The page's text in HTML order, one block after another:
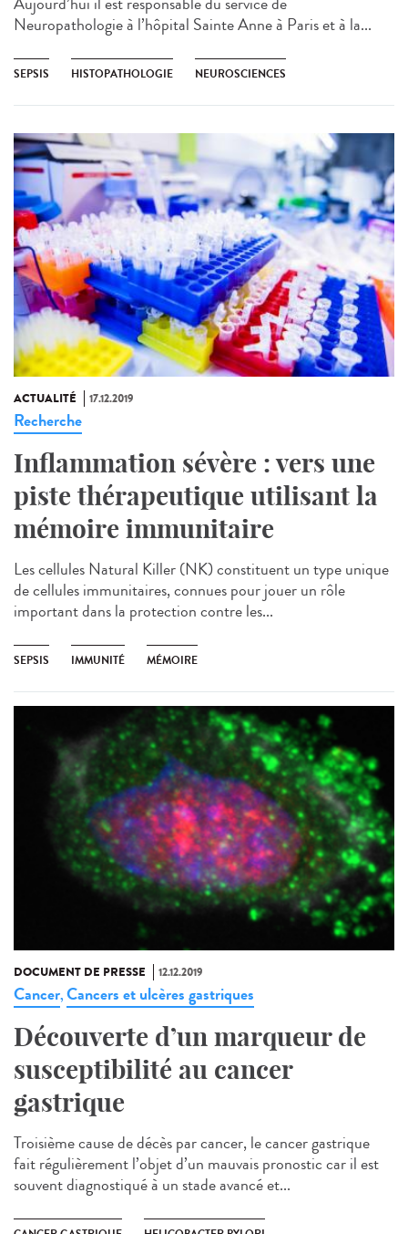
Neuropathologie à l’hôpital Sainte Anne à Paris​ et à la...
SEPSIS HISTOPATHOLOGIE NEUROSCIENCES
ACTUALITÉ 17.12.2019
Recherche
Inflammation sévère : vers une
piste thérapeutique utilisant la
mémoire immunitaire
Les cellules Natural Killer (NK) constituent un type unique
de cellules immunitaires, connues pour jouer un rôle
important dans la protection contre les...
SEPSIS IMMUNITÉ MÉMOIRE
DOCUMENT DE PRESSE 12.12.2019
Cancer,Cancers et ulcères gastriques
Découverte d’un marqueur de
susceptibilité au cancer
gastrique
Troisième cause de décès par cancer, le cancer gastrique
fait régulièrement l’objet d’un mauvais pronostic car il est
souvent diagnostiqué à un stade avancé et...